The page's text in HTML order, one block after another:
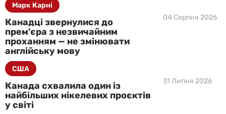
Канадці звернулися до
прем'єра з незвичайним
проханням — не змінювати
англійську мову
04 Серпня 2026
Марк Карні
Канада схвалила один із
найбільших нікелевих проєктів
у світі
31 Липня 2026
США